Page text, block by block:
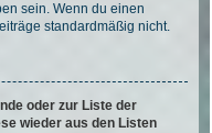
sein. Wenn du einen
standardmäßig nicht.
oder zur Liste der
wieder aus den Listen